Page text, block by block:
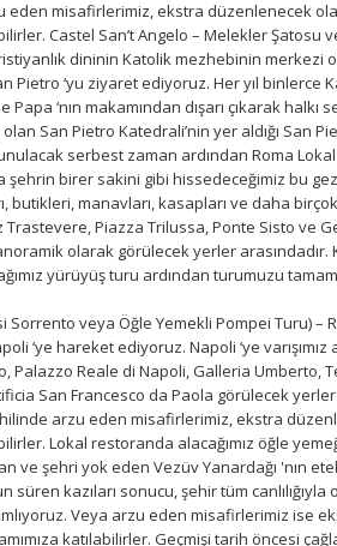
Zorunlu Çerezler
Oturum yönetimi,
çerezler olmadan site
İstatistik Çerezleri
Ziyaretçilerin siteyi nasıl
sayfaların popüler
anlamamıza yardımcı
Pazarlama Çerezleri
Size ve ilgi alanlarınıza
Kapatırsanız
alakalı olabilirler.
misafirlerimiz, ekstra düzenlenecek
Castel San’t Angelo – Melekler Şatosu
dininin Katolik mezhebinin merkezi
Pietro ‘yu ziyaret ediyoruz. Her yıl binlerce
‘nın makamından dışarı çıkarak halkı
San Pietro Katedrali’nin yer aldığı San
serbest zaman ardından Roma
şehrin birer sakini gibi hissedeceğimiz bu
butikleri, manavları, kasapları ve daha
Trastevere, Piazza Trilussa, Ponte Sisto ve
olarak görülecek yerler arasındadır.
yürüyüş turu ardından turumuzu
Sorrento veya Öğle Yemekli Pompei Turu) –
‘ye hareket ediyoruz. Napoli ‘ye
Palazzo Reale di Napoli, Galleria Umberto,
San Francesco da Paola görülecek
arzu eden misafirlerimiz, ekstra
Lokal restoranda alacağımız öğle
ve şehri yok eden Vezüv Yanardağı 'nın
süren kazıları sonucu, şehir tüm canlılığıyla
Veya arzu eden misafirlerimiz ise
katılabilirler. Geçmişi tarih öncesi